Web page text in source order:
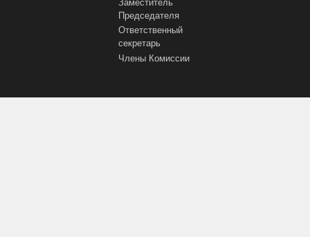
Председателя
Ответственный
секретарь
Члены Комиссии